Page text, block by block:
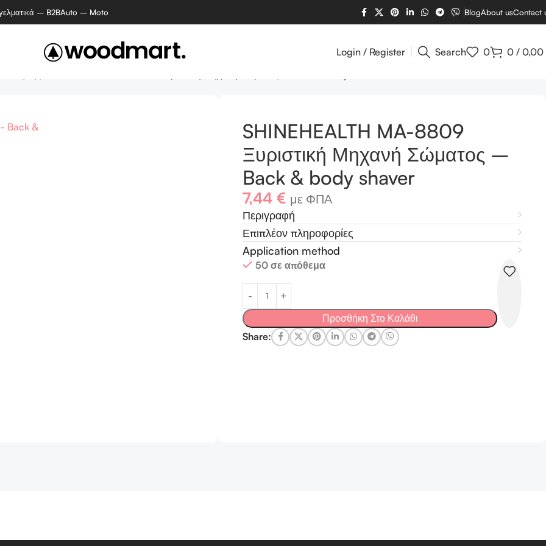
– B2BAuto – Moto BlogAbout usContact
Login / Register Search 0 0 / 0,00
SHINEHEALTH MA-8809
Ξυριστική Μηχανή Σώματος –
Back & body shaver
7,44€ με ΦΠΑ
Περιγραφή
Επιπλέον πληροφορίες
Application method
50 σε απόθεμα
Προσθήκη Στο Καλάθι
Share: